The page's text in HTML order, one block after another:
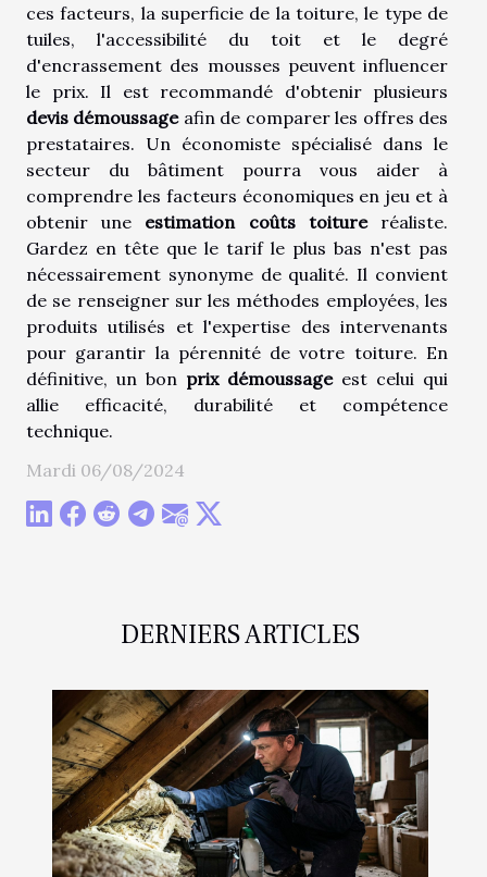
ces facteurs, la superficie de la toiture, le type de
tuiles, l'accessibilité du toit et le degré
d'encrassement des mousses peuvent influencer
le prix. Il est recommandé d'obtenir plusieurs
devis démoussageafin de comparer les offres des
prestataires. Un économiste spécialisé dans le
secteur du bâtiment pourra vous aider à
comprendre les facteurs économiques en jeu et à
obtenir une estimation coûts toitureréaliste.
Gardez en tête que le tarif le plus bas n'est pas
nécessairement synonyme de qualité. Il convient
de se renseigner sur les méthodes employées, les
produits utilisés et l'expertise des intervenants
pour garantir la pérennité de votre toiture. En
définitive, un bon prix démoussageest celui qui
allie efficacité, durabilité et compétence
technique.
Mardi 06/08/2024
DERNIERS ARTICLES